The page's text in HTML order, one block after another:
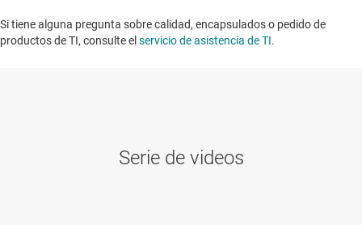
Si tiene alguna pregunta sobre calidad, encapsulados o pedido de
productos de TI, consulte elservicio de asistencia de TI. ​​​​​​​​​​​​​​
Serie de videos